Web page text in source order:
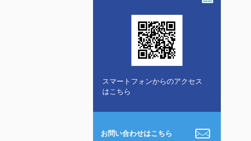
スマートフォンからのアクセス
はこちら
お問い合わせはこちら